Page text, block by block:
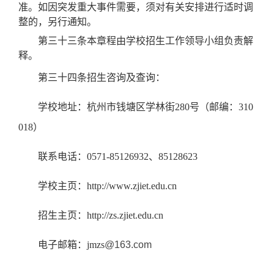
准。 如因 突发重大事件需要，须对有关安排进行适时调
整的，另行通知。
第三十三条本章程由学校招生工作领导小组负责解
释。
第三十四条招生咨询及查询：
学校地址：杭州市钱塘区学林街280号（邮编：310
018）
联系电话： 0571-85126932、85128623
学校主页： http://www.zjiet.edu.cn
招生主页： http://zs.zjiet.edu.cn
电子邮箱： jmzs@163.com